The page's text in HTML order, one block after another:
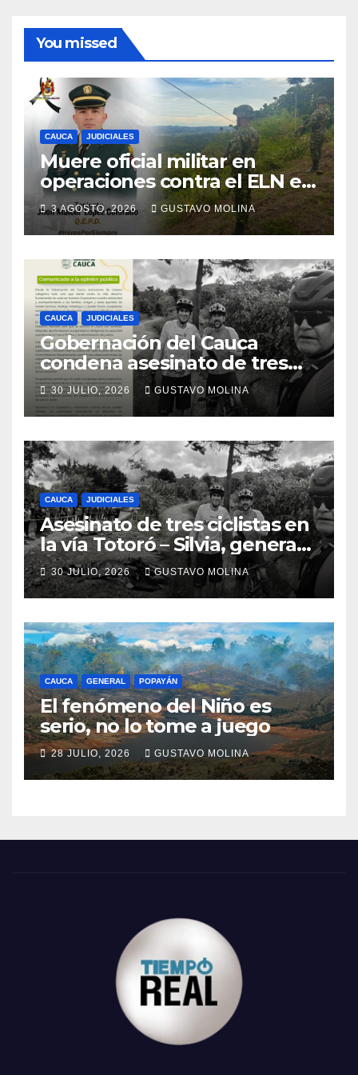
You missed
CAUCA JUDICIALES
Muere oficial militar en
operaciones contra el ELN en
el sur del Cauca
3 AGOSTO, 2026 GUSTAVO MOLINA
CAUCA JUDICIALES
Gobernación del Cauca
condena asesinato de tres
ciudadanos y exige medidas
urgentes al Gobierno
Nacional
30 JULIO, 2026 GUSTAVO MOLINA
CAUCA JUDICIALES
Asesinato de tres ciclistas en
la vía Totoró – Silvia, genera
consternación en el Cauca
30 JULIO, 2026 GUSTAVO MOLINA
CAUCA GENERAL POPAYÁN
El fenómeno del Niño es
serio, no lo tome a juego
28 JULIO, 2026 GUSTAVO MOLINA